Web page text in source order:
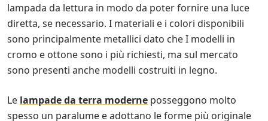
lampada da lettura in modo da poter fornire una luce
diretta, se necessario. I materiali e i colori disponibili
sono principalmente metallici dato che I modelli in
cromo e ottone sono i più richiesti, ma sul mercato
sono presenti anche modelli costruiti in legno.
Le lampade da terra moderne posseggono molto
spesso un paralume e adottano le forme più originale